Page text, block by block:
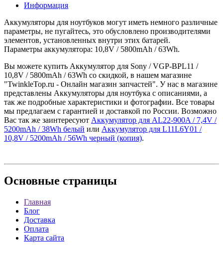
Информация
Аккумуляторы для ноутбуков могут иметь немного различные
параметры, не пугайтесь, это обусловлено производителями
элементов, установленных внутри этих батарей.
Параметры аккумулятора: 10,8V / 5800mAh / 63Wh.
Вы можете купить Аккумулятор для Sony / VGP-BPL11 /
10,8V / 5800mAh / 63Wh со скидкой, в нашем магазине
"TwinkleTop.ru - Онлайн магазин запчастей". У нас в магазине
представлены Аккумуляторы для ноутбука с описаниями, а
так же подробные характеристики и фотографии. Все товары
мы предлагаем с гарантией и доставкой по России. Возможно
Вас так же заинтересуют Аккумулятор для AL22-900A / 7,4V /
5200mAh / 38Wh белый или Аккумулятор для L11L6Y01 /
10,8V / 5200mAh / 56Wh черный (копия).
Основные страницы
Главная
Блог
Доставка
Оплата
Карта сайта